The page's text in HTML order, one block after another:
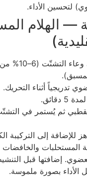
لتحسين الأداء.
— الهلام
يُحمَّل المذيب في
تدريجياً أثناء التحريك.
للإضافة إلى التركيبة
المستحلبات
إضافتها قبل
الأداء بصورة ملموسة.